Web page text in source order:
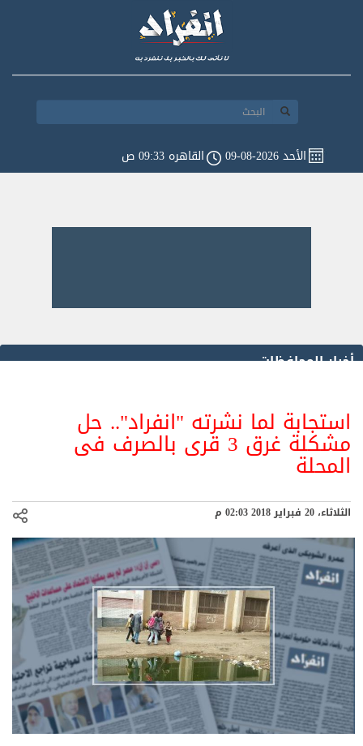
الأحد 2026-08-09 القاهره 09:33 ص
أخبار المحافظات
استجابة لما نشرته "انفراد".. حل
مشكلة غرق 3 قرى بالصرف فى
المحلة
الثلاثاء، 20 فبراير 2018 02:03 م